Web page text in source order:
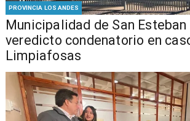
PROVINCIA LOS ANDES
Municipalidad de San
veredicto condenatorio en
Limpiafosas